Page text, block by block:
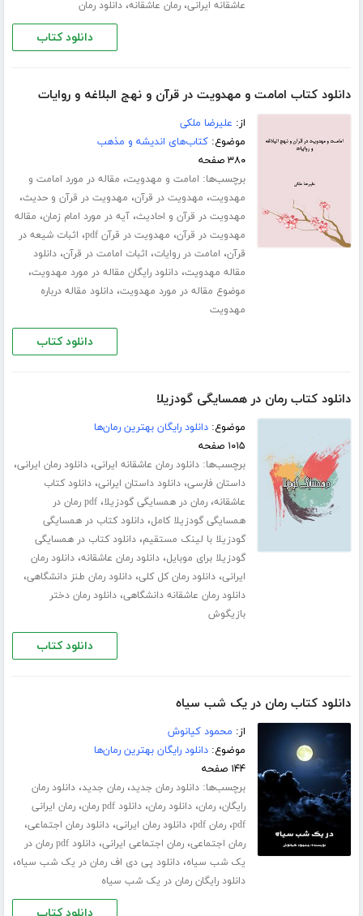
عاشقانه ایرانی،رمان عاشقانه،دانلود رمان
دانلود کتاب
دانلود کتاب امامت و مهدویت در قرآن و نهج البلاغه و روایات
از: علیرضا ملکی
موضوع:کتاب‌های اندیشه و مذهب
۳۸۰ صفحه
برچسب‌ها: امامت و مهدویت، مقاله در مورد امامت و
مهدویت، مهدویت در قرآن، مهدویت در قرآن و حدیث،
مهدویت در قرآن و احادیث،آیه در مورد امام زمان، مقاله
مهدویت در قرآن، مهدویت در قرآن pdf ، اثبات شیعه در
قرآن، امامت در روایات، اثبات امامت در قرآن،دانلود
مقاله مهدویت،دانلود رایگان مقاله در مورد مهدویت،
موضوع مقاله در مورد مهدویت،دانلود مقاله درباره
مهدویت
دانلود کتاب
دانلود کتاب رمان در همسایگی گودزیلا
موضوع:دانلود رایگان بهترین رمان‌ها
۱۰۱۵ صفحه
برچسب‌ها:دانلود رمان عاشقانه ایرانی،دانلود رمان ایرانی،
داستان فارسی،دانلود داستان ایرانی،دانلود کتاب
عاشقانه،رمان در همسایگی گودزیلا،
pdf رمان در
همسایگی گودزیلا کامل،دانلود کتاب در همسایگی
گودزیلا با لینک مستقیم،دانلود کتاب در همسایگی
گودزیلا برای موبایل،دانلود رمان عاشقانه،دانلود رمان
ایرانی،دانلود رمان کل کلی،دانلود رمان طنز دانشگاهی،
دانلود رمان عاشقانه دانشگاهی،دانلود رمان دختر
بازیگوش
دانلود کتاب
دانلود کتاب رمان در یک شب سیاه
از: محمود کیانوش
موضوع:دانلود رایگان بهترین رمان‌ها
۱۴۴ صفحه
برچسب‌ها:دانلود رمان جدید،رمان جدید،دانلود رمان
رایگان،رمان،دانلود رمان،دانلود pdf رمان ،رمان ایرانی
pdf،رمان pdf ،دانلود رمان ایرانی،دانلود رمان اجتماعی،
رمان اجتماعی،رمان اجتماعی ایرانی،
دانلود pdf رمان در
یک شب سیاه،دانلود پی دی اف رمان در یک شب سیاه،
دانلود رایگان رمان در یک شب سیاه
دانلود کتاب